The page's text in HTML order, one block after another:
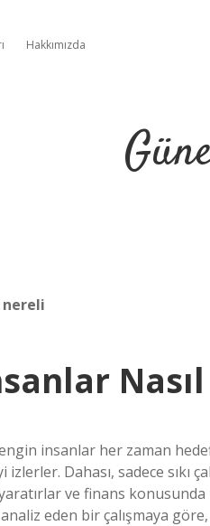
Hakkımızda
nereli
insanlar her zaman
Dahası, sadece sıkı
ve finans
eden bir çalışmaya